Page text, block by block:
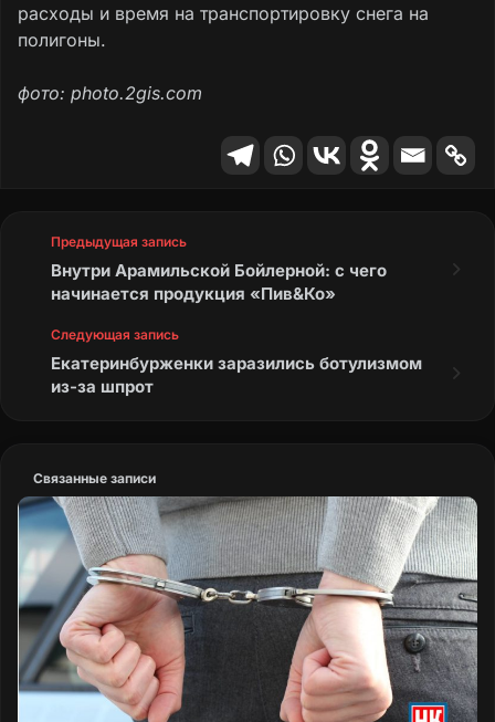
расходы и время на транспортировку снега на
полигоны.
фото: photo.2gis.com
Предыдущая запись
Внутри Арамильской Бойлерной: с чего
начинается продукция «Пив&Ко»
Следующая запись
Екатеринбурженки заразились ботулизмом
из-за шпрот
Связанные записи